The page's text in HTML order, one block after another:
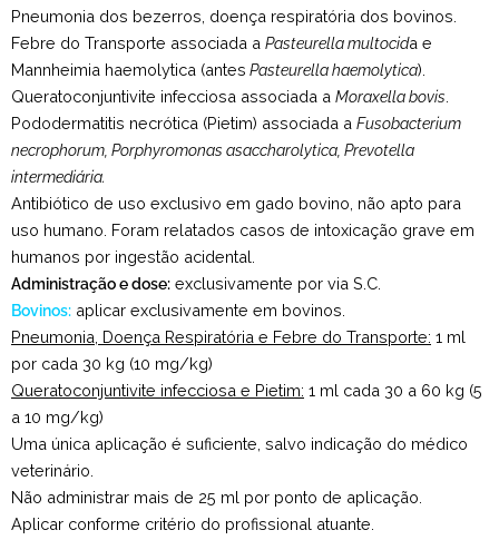
Pneumonia dos bezerros, doença respiratória dos bovinos.
Febre do Transporte associada a Pasteurella multocida e
Mannheimia haemolytica (antes Pasteurella haemolytica).
Queratoconjuntivite infecciosa associada a Moraxella bovis
Pododermatitis necrótica (Pietim) associada a Fusobacterium
necrophorum, Porphyromonas asaccharolytica, Prevotella
intermediária.
Antibiótico de uso exclusivo em gado bovino, não apto para
uso humano. Foram relatados casos de intoxicação grave em
humanos por ingestão acidental.
Administração e dose: exclusivamente por via S.C.
Bovinos: aplicar exclusivamente em bovinos.
Pneumonia, Doença Respiratória e Febre do Transporte: 1 ml
por cada 30 kg (10 mg/kg)
Queratoconjuntivite infecciosa e Pietim: 1 ml cada 30 a 60 kg (5
a 10 mg/kg)
Uma única aplicação é suficiente, salvo indicação do médico
veterinário.
Não administrar mais de 25 ml por ponto de aplicação.
Aplicar conforme critério do profissional atuante.